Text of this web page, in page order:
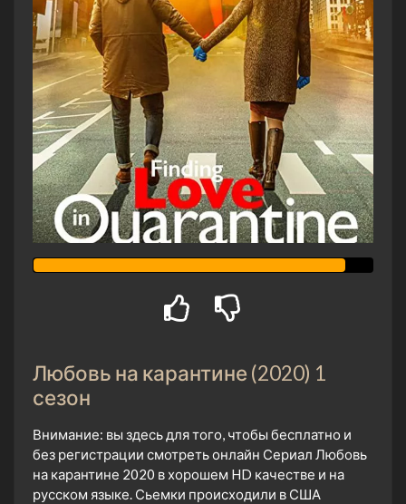
Любовь на карантине (2020) 1
сезон
Внимание: вы здесь для того, чтобы бесплатно и
без регистрации смотреть онлайн Сериал Любовь
на карантине 2020 в хорошем HD качестве и на
русском языке. Сьемки происходили в США